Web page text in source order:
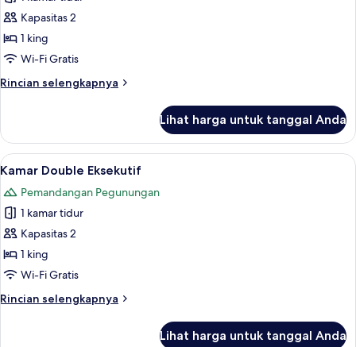
Kamar
Double
Eksekutif
Kapasitas 2
1 king
Wi-Fi Gratis
Rincian selengkapnya
Rincian
Kamar
Double
Eksekutif
Lihat harga untuk tanggal Anda
Lihat
semua
foto
untuk
Kamar
Double
Eksekutif
Kamar Double Eksekutif | Meja
9
Kamar Double Eksekutif
Pemandangan Pegunungan
1 kamar tidur
Kapasitas 2
1 king
Wi-Fi Gratis
Rincian selengkapnya
Rincian
Lihat harga untuk tanggal Anda